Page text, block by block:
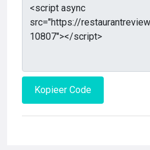
Kopieer Code